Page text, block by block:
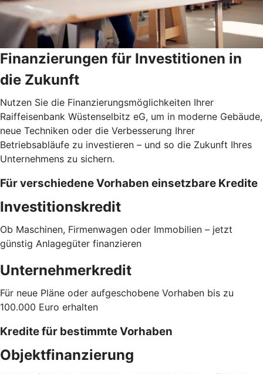
Finanzierungen für Investitionen in
die Zukunft
Nutzen Sie die Finanzierungsmöglichkeiten Ihrer
Raiffeisenbank Wüstenselbitz eG, um in moderne Gebäude,
neue Techniken oder die Verbesserung Ihrer
Betriebsabläufe zu investieren – und so die Zukunft Ihres
Unternehmens zu sichern.
Für verschiedene Vorhaben einsetzbare Kredite
Investitionskredit
Ob Maschinen, Firmenwagen oder Immobilien – jetzt
günstig Anlagegüter finanzieren
Unternehmerkredit
Für neue Pläne oder aufgeschobene Vorhaben bis zu
100.000 Euro erhalten
Kredite für bestimmte Vorhaben
Objektfinanzierung